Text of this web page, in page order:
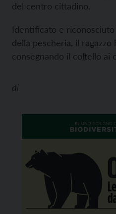
del centro cittadino.
Identificato e riconosciuto
della pescheria, il ragazzo
consegnando il coltello ai
di